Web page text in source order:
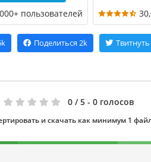
пользователей
Поделиться 2k Твитнуть
0 / 5 - 0 голосов
и скачать как минимум 1